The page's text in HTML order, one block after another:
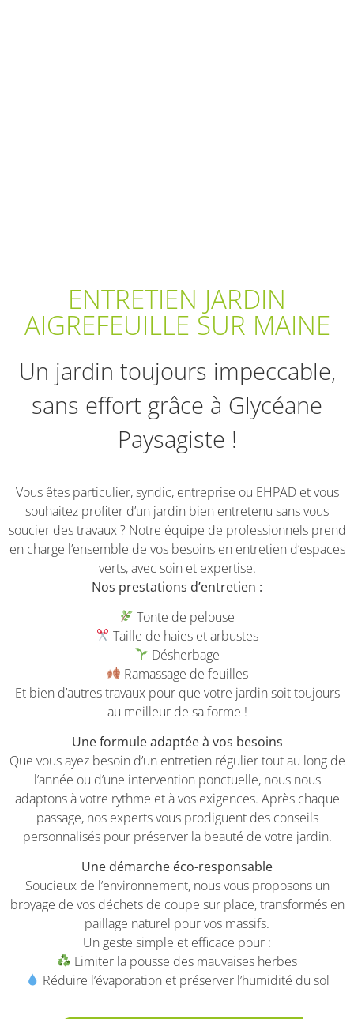
ENTRETIEN JARDIN
AIGREFEUILLE SUR MAINE
Un jardin toujours impeccable,
sans effort grâce à Glycéane
Paysagiste !
Vous êtes particulier, syndic, entreprise ou EHPAD et vous
souhaitez profiter d’un jardin bien entretenu sans vous
soucier des travaux ? Notre équipe de professionnels prend
en charge l’ensemble de vos besoins en entretien d’espaces
verts, avec soin et expertise.
Nos prestations d’entretien :
Tonte de pelouse
Taille de haies et arbustes
Désherbage
Ramassage de feuilles
Et bien d’autres travaux pour que votre jardin soit toujours
au meilleur de sa forme !
Une formule adaptée à vos besoins
Que vous ayez besoin d’un entretien régulier tout au long de
l’année ou d’une intervention ponctuelle, nous nous
adaptons à votre rythme et à vos exigences. Après chaque
passage, nos experts vous prodiguent des conseils
personnalisés pour préserver la beauté de votre jardin.
Une démarche éco-responsable
Soucieux de l’environnement, nous vous proposons un
broyage de vos déchets de coupe sur place, transformés en
paillage naturel pour vos massifs.
Un geste simple et efficace pour :
Limiter la pousse des mauvaises herbes
Réduire l’évaporation et préserver l’humidité du sol